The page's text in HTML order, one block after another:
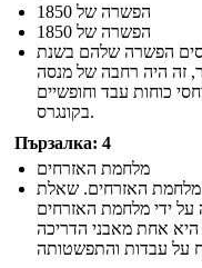
הפשרה של 1850
הפשרה של 1850
הפשרה שלהם בשנת
זה היה רחבה של מנסה
כוחות עבד וחופשיים
בקונגרס.
Пързалка: 4
מלחמת האזרחים
מלחמת האזרחים. שאלת
ידי מלחמת האזרחים
אחת מאבני הדריכה